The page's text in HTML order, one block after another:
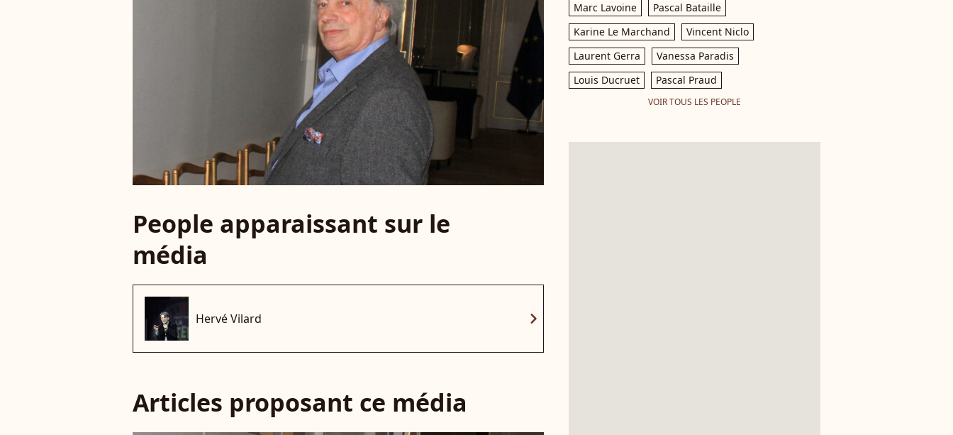
People apparaissant sur le
média
Hervé Vilard chevron_right
Articles proposant ce média
Marc Lavoine
Pascal Bataille
Karine Le Marchand
Vincent Niclo
Laurent Gerra
Vanessa Paradis
Louis Ducruet
Pascal Praud
VOIR TOUS LES PEOPLE